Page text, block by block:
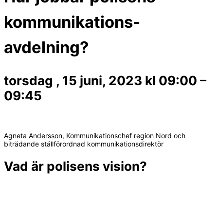
kommunikations-
avdelning?
torsdag , 15 juni, 2023 kl 09:00 –
09:45
Agneta Andersson, Kommunikationschef region Nord och
biträdande ställförordnad kommunikationsdirektör
Vad är polisens vision?